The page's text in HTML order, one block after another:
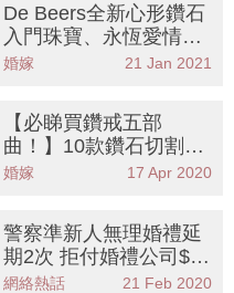
De Beers全新心形鑽石
入門珠寶、永恆愛情吊
墜
婚嫁 21 Jan 2021
【必睇買鑽戒五部
曲！】10款鑽石切割形
狀的獨特火光
婚嫁 17 Apr 2020
警察準新人無理婚禮延
期2次 拒付婚禮公司$3,
800行政費 網民：新娘
網絡熱話 21 Feb 2020